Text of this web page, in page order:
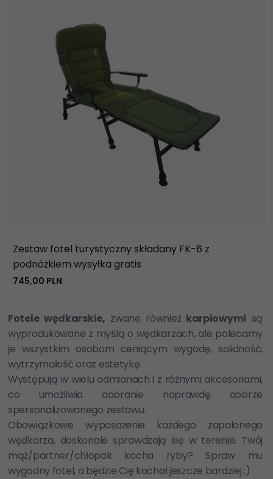
Zestaw fotel turystyczny składany FK-6 z
podnóżkiem wysyłka gratis
745,00 PLN
Fotele wędkarskie, zwane równieżkarpiowymi są
wyprodukowane z myślą o wędkarzach, ale polecamy
je wszystkim osobom ceniącym wygodę, solidność,
wytrzymałość oraz estetykę.
Występują w wielu odmianach i z różnymi akcesoriami,
co umożliwia dobranie naprawdę dobrze
spersonalizowanego zestawu.
Obowiązkowe wyposażenie każdego zapalonego
wędkarza, doskonale sprawdzają się w terenie. Twój
mąż/partner/chłopak kocha ryby? Spraw mu
wygodny fotel, a będzie Cię kochał jeszcze bardziej ;)